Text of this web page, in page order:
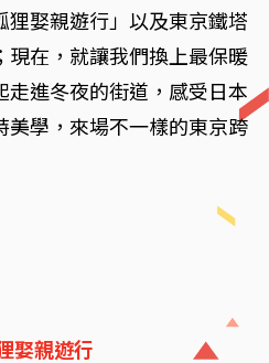
狸娶親遊行」以及東京鐵塔
現在，就讓我們換上最保暖
走進冬夜的街道，感受日本
美學，來場不一樣的東京跨
娶親遊行